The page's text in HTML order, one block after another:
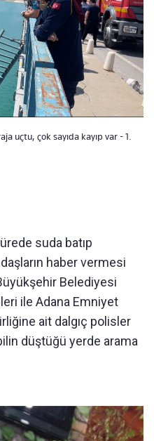
uçtu, çok sayıda kayıp var - 1.
suda batıp
haber vermesi
Belediyesi
ile Adana Emniyet
ait dalgıç polisler
düştüğü yerde arama